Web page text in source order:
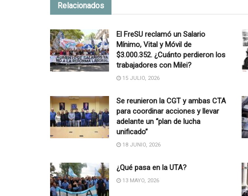
Relacionados
El FreSU reclamó un Salario
Mínimo, Vital y Móvil de
$3.000.352. ¿Cuánto perdieron los
trabajadores con Milei?
15 JULIO, 2026
Se reunieron la CGT y ambas CTA
para coordinar acciones y llevar
adelante un “plan de lucha
unificado”
18 JUNIO, 2026
¿Qué pasa en la UTA?
13 MAYO, 2026